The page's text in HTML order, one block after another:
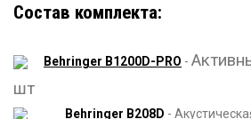
Состав комплекта:
Behringer B1200D-PRO -
шт
Behringer B208D -